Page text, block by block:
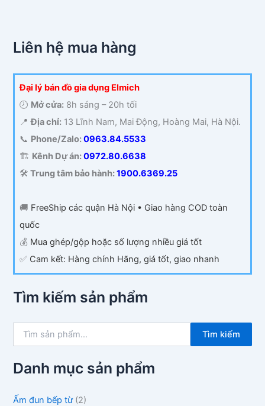
Liên hệ mua hàng
Đại lý bán đồ gia dụng Elmich
🕗 Mở cửa:8h sáng – 20h tối
📍Địa chỉ:13 Lĩnh Nam, Mai Động, Hoàng Mai, Hà Nội.
📞 Phone/Zalo:0963.84.5533
🏗️ Kênh Dự án:0972.80.6638
🛠️ Trung tâm bảo hành:1900.6369.25
🚚 FreeShip các quận Hà Nội • Giao hàng COD toàn
quốc
💰 Mua ghép/gộp hoặc số lượng nhiều giá tốt
✅ Cam kết: Hàng chính Hãng, giá tốt, giao nhanh
Tìm kiếm sản phẩm
k
i
m
Tìm kiếm
Danh mục sản phẩm
Ấm đun bếp từ (2)